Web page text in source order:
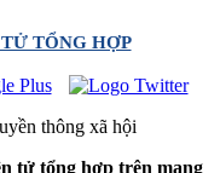
TỔNG HỢP
thông xã hội
tử tổng hợp trên mạng